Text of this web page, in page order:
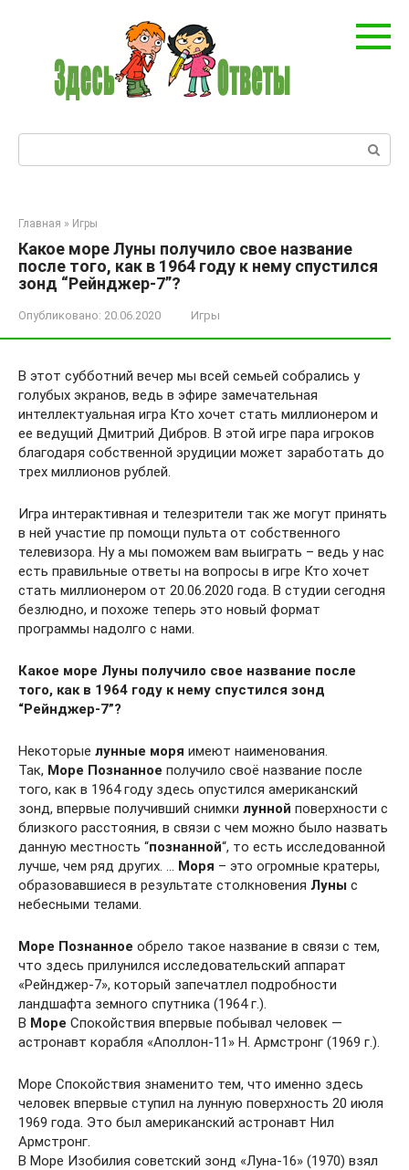
Поиск:
Главная » Игры
Какое море Луны получило свое название
после того, как в 1964 году к нему спустился
зонд “Рейнджер-7”?
Опубликовано: 20.06.2020 Игры
В этот субботний вечер мы всей семьей собрались у
голубых экранов, ведь в эфире замечательная
интеллектуальная игра Кто хочет стать миллионером и
ее ведущий Дмитрий Дибров. В этой игре пара игроков
благодаря собственной эрудиции может заработать до
трех миллионов рублей.
Игра интерактивная и телезрители так же могут принять
в ней участие пр помощи пульта от собственного
телевизора. Ну а мы поможем вам выиграть – ведь у нас
есть правильные ответы на вопросы в игре Кто хочет
стать миллионером от 20.06.2020 года. В студии сегодня
безлюдно, и похоже теперь это новый формат
программы надолго с нами.
Какое море Луны получило свое название после
того, как в 1964 году к нему спустился зонд
“Рейнджер-7”?
Некоторые лунные моря имеют наименования.
Так, Море Познанное получило своё название после
того, как в 1964 году здесь опустился американский
зонд, впервые получивший снимки лунной поверхности с
близкого расстояния, в связи с чем можно было назвать
данную местность “познанной“, то есть исследованной
лучше, чем ряд других. … Моря – это огромные кратеры,
образовавшиеся в результате столкновения Луны с
небесными телами.
Море Познанное обрело такое название в связи с тем,
что здесь прилунился исследовательский аппарат
«Рейнджер-7», который запечатлел подробности
ландшафта земного спутника (1964 г.).
В Море Спокойствия впервые побывал человек —
астронавт корабля «Аполлон-11» Н. Армстронг (1969 г.).
Море Спокойствия знаменито тем, что именно здесь
человек впервые ступил на лунную поверхность 20 июля
1969 года. Это был американский астронавт Нил
Армстронг.
В Море Изобилия советский зонд «Луна-16» (1970) взял